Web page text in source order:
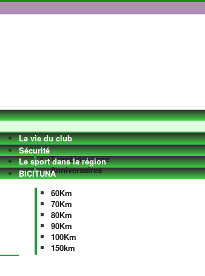
Trombinoscope
Anniversaires
60Km
70Km
80Km
90Km
100Km
150km
La vie du club
Sécurité
Le sport dans la région
BICITUNA